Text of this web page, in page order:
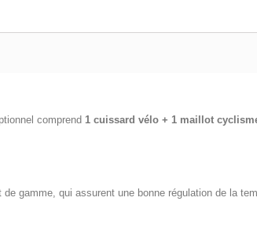
comprend 1 cuissard vélo + 1 maillot
gamme, qui assurent une bonne régulation de la